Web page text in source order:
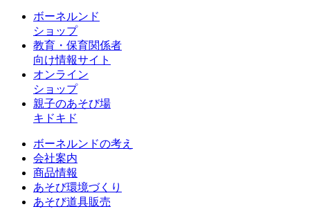
ボーネルンド
ショップ
教育・保育関係者
向け情報サイト
オンライン
ショップ
親子のあそび場
キドキド
ボーネルンドの考え
会社案内
商品情報
あそび環境づくり
あそび道具販売